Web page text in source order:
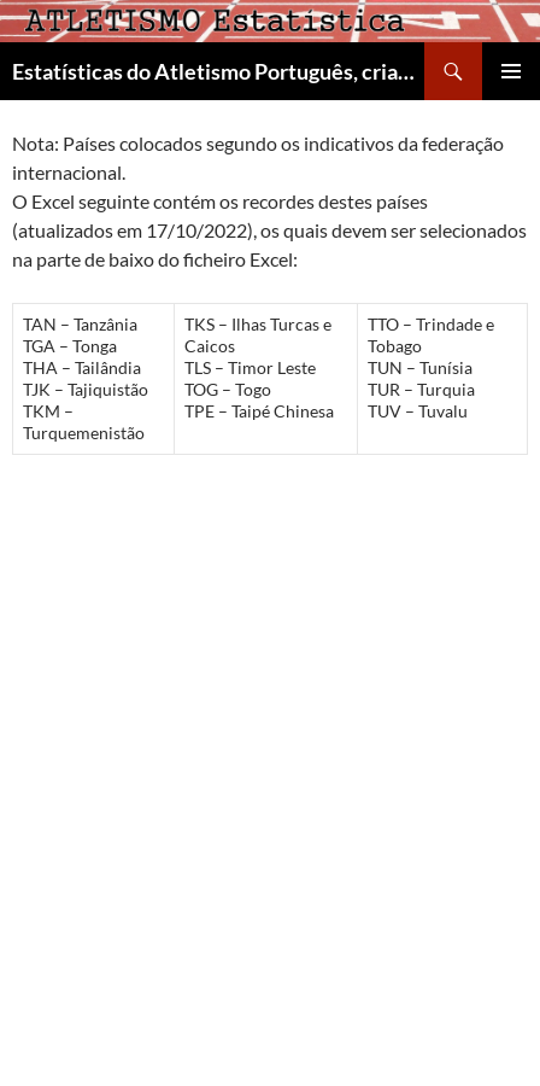
Skip
to
content
Estatísticas do Atletismo Português, criado por Manuel Arons de Carvalho
Nota: Países colocados segundo os indicativos da federação
internacional.
O Excel seguinte contém os recordes destes países
(atualizados em 17/10/2022), os quais devem ser selecionados
na parte de baixo do ficheiro Excel:
TAN – Tanzânia
TGA – Tonga
THA – Tailândia
TJK – Tajiquistão
TKM –
Turquemenistão
TKS – Ilhas Turcas e
Caicos
TLS – Timor Leste
TOG – Togo
TPE – Taipé Chinesa
TTO – Trindade e
Tobago
TUN – Tunísia
TUR – Turquia
TUV – Tuvalu